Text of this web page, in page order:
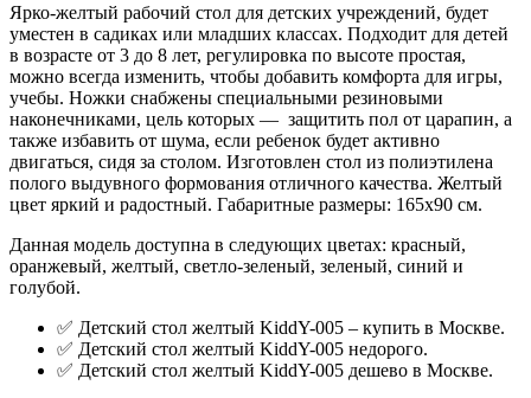
Ярко-желтый рабочий стол для детских учреждений, будет
уместен в садиках или младших классах. Подходит для детей
в возрасте от 3 до 8 лет, регулировка по высоте простая,
можно всегда изменить, чтобы добавить комфорта для игры,
учебы. Ножки снабжены специальными резиновыми
наконечниками, цель которых — защитить пол от царапин, а
также избавить от шума, если ребенок будет активно
двигаться, сидя за столом. Изготовлен стол из полиэтилена
полого выдувного формования отличного качества. Желтый
цвет яркий и радостный. Габаритные размеры: 165х90 см.
Данная модель доступна в следующих цветах: красный,
оранжевый, желтый, светло-зеленый, зеленый, синий и
голубой.
✅ Детский стол желтый KiddY-005 – купить в Москве.
✅ Детский стол желтый KiddY-005 недорого.
✅ Детский стол желтый KiddY-005 дешево в Москве.